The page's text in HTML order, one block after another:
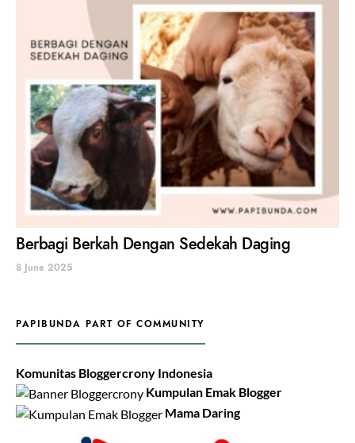
Berbagi Berkah Dengan Sedekah Daging
8 June 2025
PAPIBUNDA PART OF COMMUNITY
Komunitas Bloggercrony Indonesia
Kumpulan Emak Blogger
Mama Daring